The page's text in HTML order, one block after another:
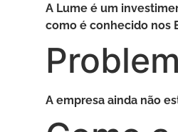
A Lume é um
como é conhecido nos
A empresa ainda não